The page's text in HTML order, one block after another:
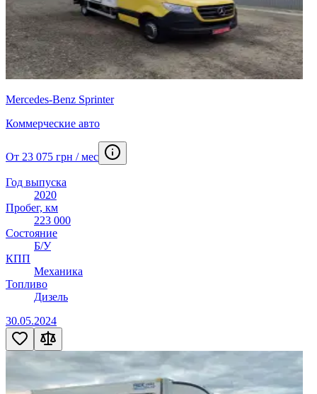
Mercedes-Benz Sprinter
Коммерческие авто
От 23 075 грн / мес
Год выпуска
2020
Пробег, км
223 000
Состояние
Б/У
КПП
Механика
Топливо
Дизель
30.05.2024